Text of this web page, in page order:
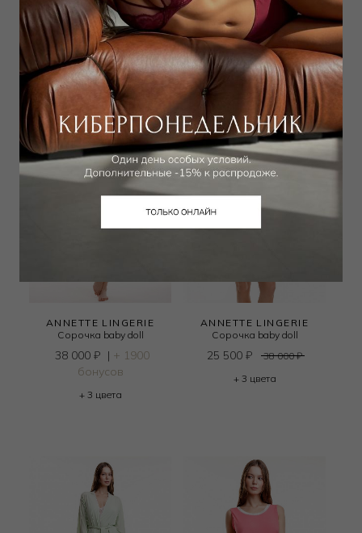
Сорочка короткая
19 125 28 000₽
+ 3 цвета
Сорочка короткая
17 000₽ |+ 850 бонусов
ANNETTE LINGERIE
Сорочка baby doll
38 000 ₽ | + 1900
бонусов
+ 3 цвета
ANNETTE LINGERIE
Сорочка baby doll
25 500 ₽ 38 000₽
+ 3 цвета